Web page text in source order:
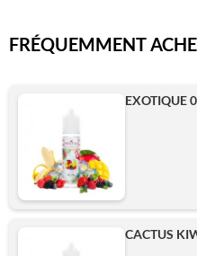
FRÉQUEMMENT
EXOTIQUE
CACTUS